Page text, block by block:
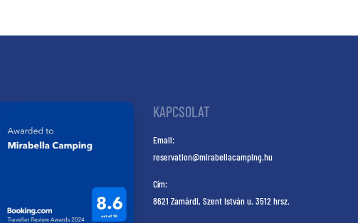
KAPCSOLAT
Email:
reservation@mirabellacamping.hu
Cím:
8621 Zamárdi, Szent István u. 3512 hrsz.